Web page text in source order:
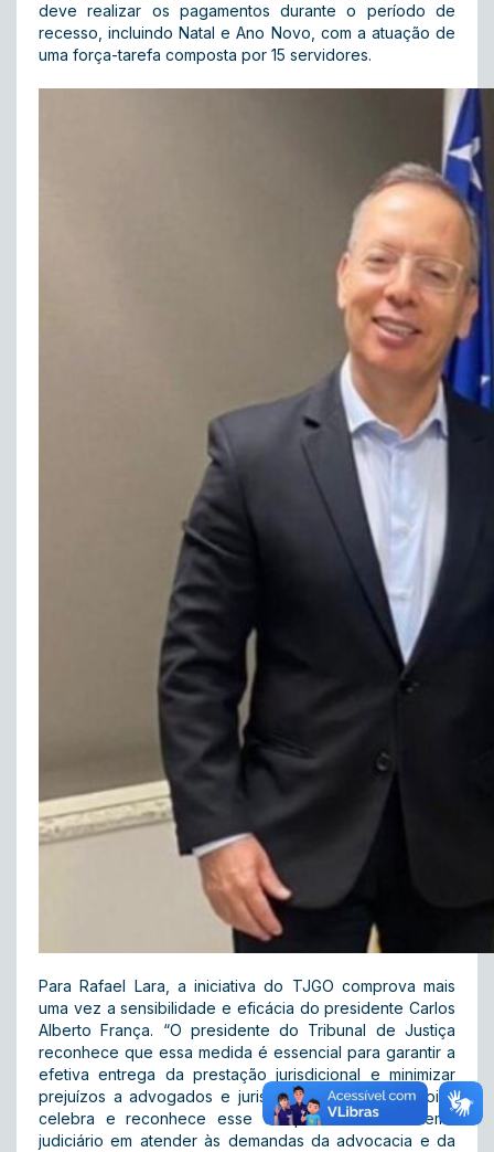
deve realizar os pagamentos durante o período de
recesso, incluindo Natal e Ano Novo, com a atuação de
uma força-tarefa composta por 15 servidores.
Para Rafael Lara, a iniciativa do TJGO comprova mais
uma vez a sensibilidade e eficácia do presidente Carlos
Alberto França. “O presidente do Tribunal de Justiça
reconhece que essa medida é essencial para garantir a
efetiva entrega da prestação jurisdicional e minimizar
prejuízos a advogados e jurisdicionados. A OAB Goiás
celebra e reconhece esse compromisso do sistema
judiciário em atender às demandas da advocacia e da